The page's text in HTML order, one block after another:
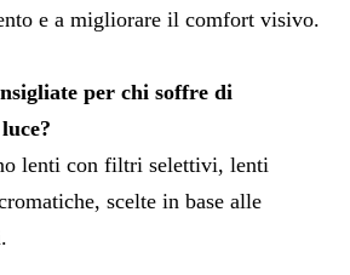
e a migliorare il comfort visivo.
per chi soffre di
lenti con filtri selettivi, lenti
scelte in base alle